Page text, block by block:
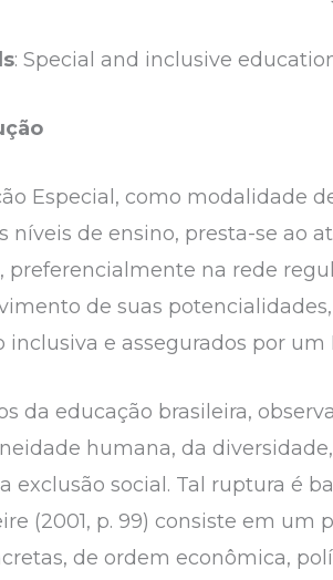
: Special and inclusive
Especial, como modalidade
níveis de ensino, presta-se ao
preferencialmente na rede
de suas
inclusiva e assegurados por
da educação brasileira,
humana, da
exclusão social. Tal ruptura é
(2001, p. 99) consiste em um
de ordem econômica,